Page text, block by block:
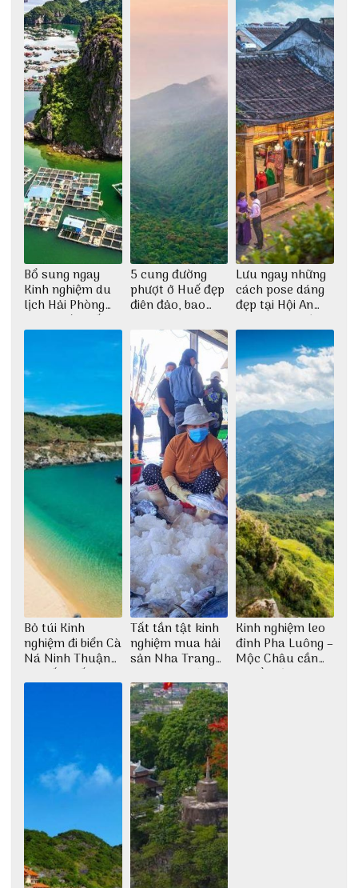
Bổ sung ngay
Kinh nghiệm du
lịch Hải Phòng
2022 mới nhất
5 cung đường
phượt ở Huế đẹp
điên đảo, bao
dịch
Lưu ngay những
cách pose dáng
đẹp tại Hội An
cho dân nghiện
sống ảo
Bỏ túi Kinh
nghiệm đi biển Cà
Ná Ninh Thuận
chi tiết nhất
Tất tần tật kinh
nghiệm mua hải
sản Nha Trang
không lo chặt
chém
Kinh nghiệm leo
đỉnh Pha Luông –
Mộc Châu cần
chuẩn bị những